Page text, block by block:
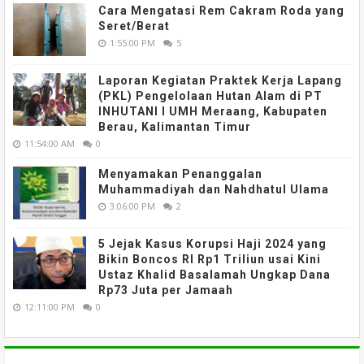
Cara Mengatasi Rem Cakram Roda yang
Seret/Berat
1:55:00 PM 5
Laporan Kegiatan Praktek Kerja Lapang
(PKL) Pengelolaan Hutan Alam di PT
INHUTANI I UMH Meraang, Kabupaten
Berau, Kalimantan Timur
11:54:00 AM 0
Menyamakan Penanggalan
Muhammadiyah dan Nahdhatul Ulama
3:06:00 PM 2
5 Jejak Kasus Korupsi Haji 2024 yang
Bikin Boncos RI Rp1 Triliun usai Kini
Ustaz Khalid Basalamah Ungkap Dana
Rp73 Juta per Jamaah
12:11:00 PM 0